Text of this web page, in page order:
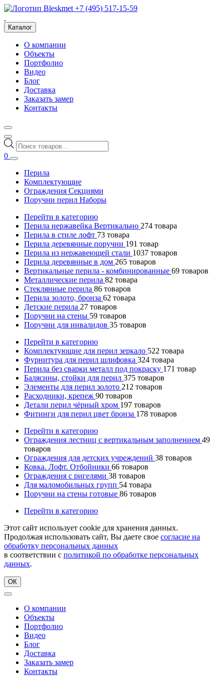
+7 (495) 517-15-59
Каталог
О компании
Объекты
Портфолио
Видео
Блог
Доставка
Заказать замер
Контакты
Поиск
товаров
0
Перила
Комплектующие
Ограждения Секциями
Поручни перил Наборы
Перейти в категорию
Перила нержавейка Вертикально 274 товара
Перила в стиле лофт 73 товара
Перила деревянные поручни 191 товар
Перила из нержавеющей стали 1037 товаров
Перила деревянные в дом 265 товаров
Вертикальные перила - комбинированные 69 товаров
Металлические перила 82 товара
Стеклянные перила 86 товаров
Перила золото, бронза 62 товара
Детские перила 27 товаров
Поручни на стены 59 товаров
Поручни для инвалидов 35 товаров
Перейти в категорию
Комплектующие для перил зеркало 522 товара
Фурнитура для перил шлифовка 324 товара
Перила без сварки металл под покраску 171 товар
Балясины, стойки для перил 375 товаров
Элементы для перил золото 212 товаров
Расходники, крепеж 90 товаров
Детали перил чёрный хром 197 товаров
Фитинги для перил цвет бронза 178 товаров
Перейти в категорию
Ограждения лестниц с вертикальным заполнением 49
товаров
Ограждения для детских учреждений 38 товаров
Ковка. Лофт. Отбойники 66 товаров
Ограждения с ригелями 38 товаров
Для маломобильных групп 54 товара
Поручни на стены готовые 86 товаров
Перейти в категорию
Этот сайт использует cookie для хранения данных.
Продолжая использовать сайт, Вы даете свое согласие на
обработку персональных данных
в соответствии с политикой по обработке персональных
данных.
ОК
О компании
Объекты
Портфолио
Видео
Блог
Доставка
Заказать замер
Контакты